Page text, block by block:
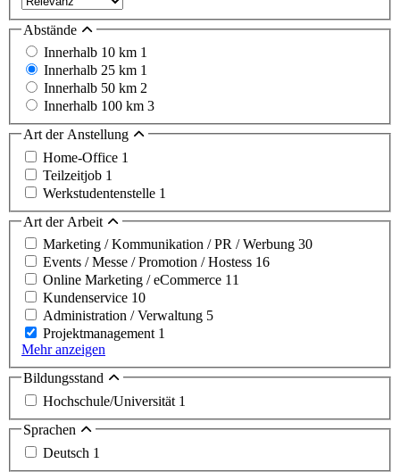
Abstände
Innerhalb 10 km 1
Innerhalb 25 km 1
Innerhalb 50 km 2
Innerhalb 100 km 3
Art der Anstellung
Home-Office 1
Teilzeitjob 1
Werkstudentenstelle 1
Art der Arbeit
Marketing / Kommunikation / PR / Werbung 30
Events / Messe / Promotion / Hostess 16
Online Marketing / eCommerce 11
Kundenservice 10
Administration / Verwaltung 5
Projektmanagement 1
Mehr anzeigen
Bildungsstand
Hochschule/Universität 1
Sprachen
Deutsch 1